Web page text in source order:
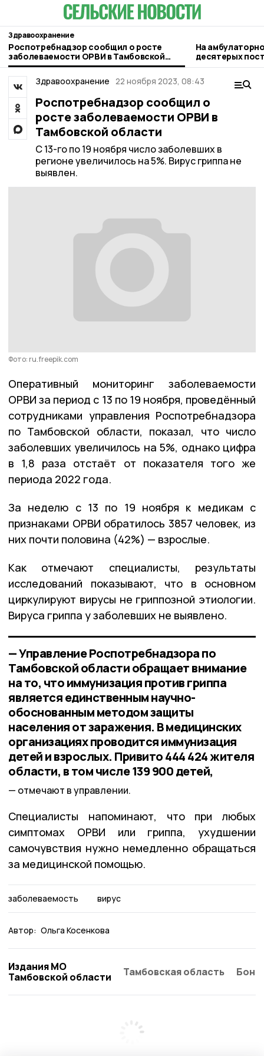
Здравоохранение
Роспотребнадзор сообщил о росте
заболеваемости ОРВИ в Тамбовской
области
На
десятерых
БПЛА в
Здравоохранение 22 ноября 2023, 08:43
Роспотребнадзор сообщил о
росте заболеваемости ОРВИ в
Тамбовской области
С 13-го по 19 ноября число заболевших в
регионе увеличилось на 5%. Вирус гриппа не
выявлен.
Фото: ru.freepik.com
Оперативный мониторинг заболеваемости
ОРВИ за период с 13 по 19 ноября, проведённый
сотрудниками управления Роспотребнадзора
по Тамбовской области, показал, что число
заболевших увеличилось на 5%, однако цифра
в 1,8 раза отстаёт от показателя того же
периода 2022 года.
За неделю с 13 по 19 ноября к медикам с
признаками ОРВИ обратилось 3857 человек, из
них почти половина (42%) — взрослые.
Как отмечают специалисты, результаты
исследований показывают, что в основном
циркулируют вирусы не гриппозной этиологии.
Вируса гриппа у заболевших не выявлено.
— Управление Роспотребнадзора по
Тамбовской области обращает внимание
на то, что иммунизация против гриппа
является единственным научно-
обоснованным методом защиты
населения от заражения. В медицинских
организациях проводится иммунизация
детей и взрослых. Привито 444 424 жителя
области, в том числе 139 900 детей,
отмечают в управлении.
Специалисты напоминают, что при любых
симптомах ОРВИ или гриппа, ухудшении
самочувствия нужно немедленно обращаться
за медицинской помощью.
заболеваемость вирус
Автор: Ольга Косенкова
Издания МО
Тамбовской области
Тамбовская область